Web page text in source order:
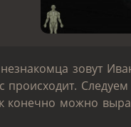
зовут
происходит.
конечно можно